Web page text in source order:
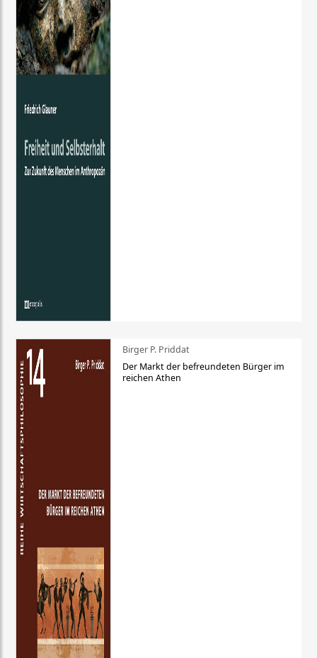
Birger P. Priddat
Der Markt der befreundeten Bürger im
reichen Athen